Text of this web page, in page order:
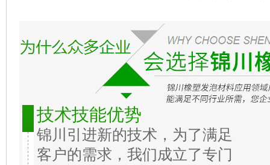
技术技能优势
锦川引进新的技术，为了满足
客户的需求，我们成立了专门